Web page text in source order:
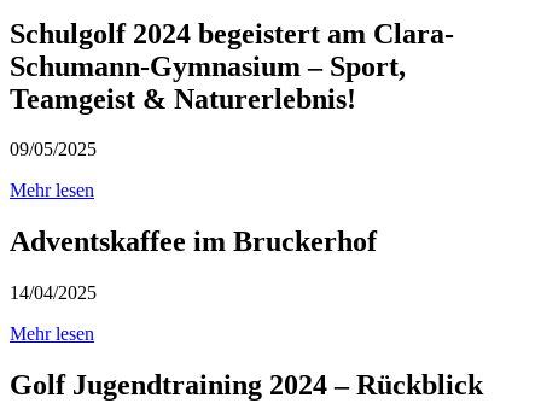
Schulgolf 2024 begeistert am Clara-
Schumann-Gymnasium – Sport,
Teamgeist & Naturerlebnis!
09/05/2025
Mehr lesen
Adventskaffee im Bruckerhof
14/04/2025
Mehr lesen
Golf Jugendtraining 2024 – Rückblick